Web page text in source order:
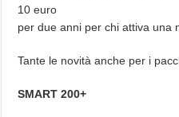
10 euro
per due anni per chi attiva una
Tante le novità anche per i
SMART 200+